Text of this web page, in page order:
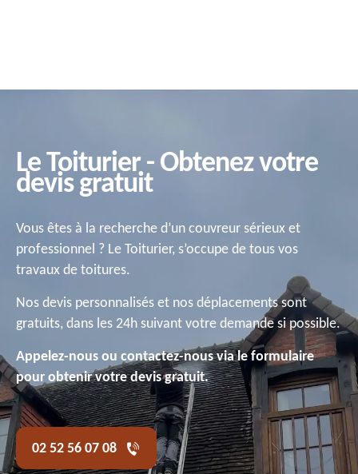
Le Toiturier - Obtenez votre
devis gratuit
Vous êtes à la recherche d’un couvreur sérieux et
professionnel ? Le Toiturier, s’occupe de tous vos
travaux de toitures.
Nos devis personnalisés et nos déplacements sont
gratuits, dans les 24h suivant votre demande si possible.
Appelez-nous ou contactez-nous via le formulaire
pour obtenir votre devis gratuit.
02 52 56 07 08